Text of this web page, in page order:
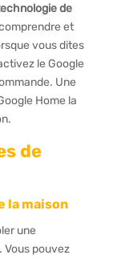
de
et
vous dites
le Google
Une
Home la
de
la maison
une
Vous pouvez